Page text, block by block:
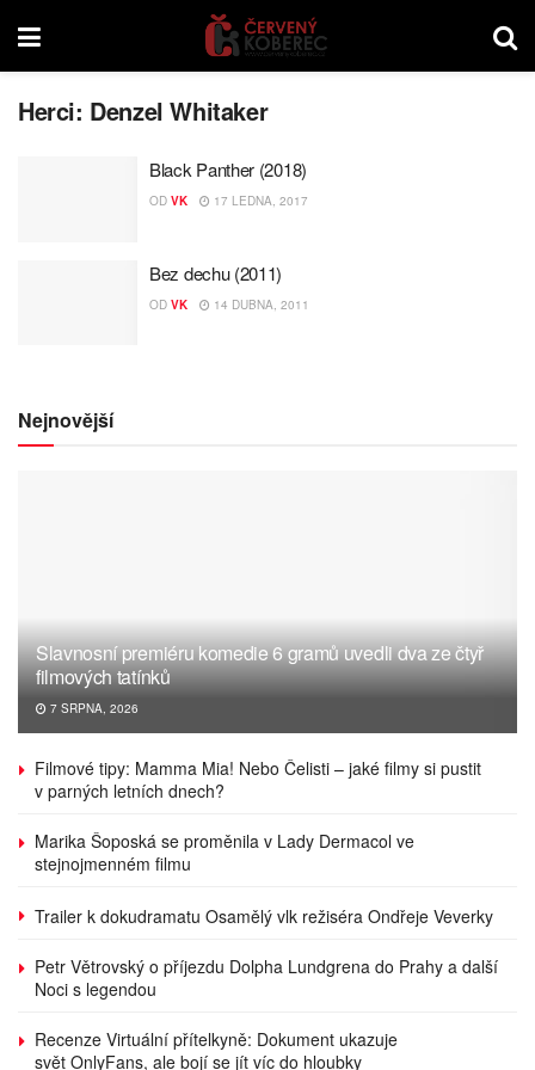
Herci: Denzel Whitaker
Black Panther (2018)
OD VK 17 LEDNA, 2017
Bez dechu (2011)
OD VK 14 DUBNA, 2011
Nejnovější
Slavnosní premiéru komedie 6 gramů uvedli dva ze čtyř
filmových tatínků
7 SRPNA, 2026
Filmové tipy: Mamma Mia! Nebo Čelisti – jaké filmy si pustit
v parných letních dnech?
Marika Šoposká se proměnila v Lady Dermacol ve
stejnojmenném filmu
Trailer k dokudramatu Osamělý vlk režiséra Ondřeje Veverky
Petr Větrovský o příjezdu Dolpha Lundgrena do Prahy a další
Noci s legendou
Recenze Virtuální přítelkyně: Dokument ukazuje
svět OnlyFans, ale bojí se jít víc do hloubky